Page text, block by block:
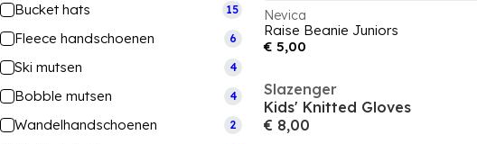
Bucket hats 15
Fleece handschoenen 6
Ski mutsen 4
Bobble mutsen 4
Wandelhandschoenen 2
Nevica
Raise Beanie Juniors
€ 5,00
Slazenger
Kids' Knitted Gloves
€ 8,00